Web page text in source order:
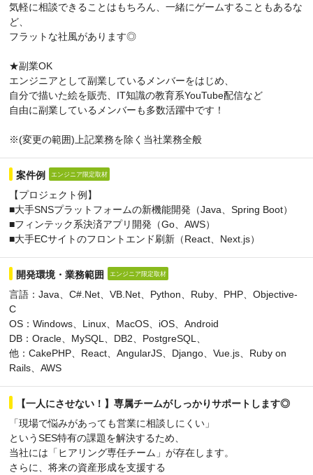
気軽に相談できることはもちろん、一緒にゲームすることもあるな
ど、
フラットな社風があります◎
★副業OK
エンジニアとして副業しているメンバーをはじめ、
自分で描いた絵を販売、IT知識の教育系YouTube配信など
自由に副業しているメンバーも多数活躍中です！
※(変更の範囲)上記業務を除く当社業務全般
案件例 エンジニア限定取材
【プロジェクト例】
■大手SNSプラットフォームの新機能開発（Java、Spring Boot）
■フィンテック系決済アプリ開発（Go、AWS）
■大手ECサイトのフロントエンド刷新（React、Next.js）
開発環境・業務範囲 エンジニア限定取材
言語：Java、C#.Net、VB.Net、Python、Ruby、PHP、Objective-
C
OS：Windows、Linux、MacOS、iOS、Android
DB：Oracle、MySQL、DB2、PostgreSQL、
他：CakePHP、React、AngularJS、Django、Vue.js、Ruby on
Rails、AWS
【一人にさせない！】専属チームがしっかりサポートします◎
「現場で悩みがあっても営業に相談しにくい」
というSES特有の課題を解決するため、
当社には「ヒアリング専任チーム」が存在します。
さらに、将来の資産形成を支援する